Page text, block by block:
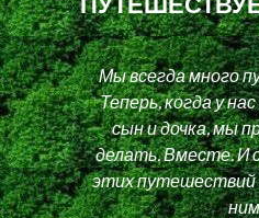
Мы всегда много
Теперь, когда у
сын и дочка, мы
делать. Вместе. И
этих